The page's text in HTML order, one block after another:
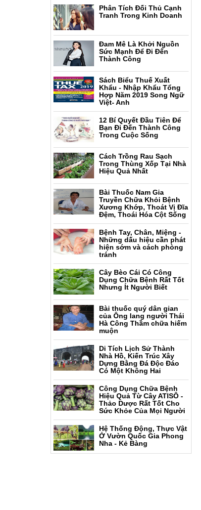
Phân Tích Đối Thủ Cạnh
Tranh Trong Kinh Doanh
Đam Mê Là Khởi Nguồn
Sức Mạnh Để Đi Đến
Thành Công
Sách Biểu Thuế Xuất
Khẩu - Nhập Khẩu Tổng
Hợp Năm 2019 Song Ngữ
Việt- Anh
12 Bí Quyết Đầu Tiên Để
Bạn Đi Đến Thành Công
Trong Cuộc Sống
Cách Trồng Rau Sạch
Trong Thùng Xốp Tại Nhà
Hiệu Quả Nhất
Bài Thuốc Nam Gia
Truyền Chữa Khỏi Bệnh
Xương Khớp, Thoát Vị Đĩa
Đệm, Thoái Hóa Cột Sống
Bệnh Tay, Chân, Miệng -
Những dấu hiệu cần phát
hiện sớm và cách phòng
tránh
Cây Bèo Cái Có Công
Dụng Chữa Bệnh Rất Tốt
Nhưng Ít Người Biết
Bài thuốc quý dân gian
của Ông lang người Thái
Hà Công Thầm chữa hiếm
muộn
Di Tích Lịch Sử Thành
Nhà Hồ, Kiến Trúc Xây
Dựng Bằng Đá Độc Đáo
Có Một Không Hai
Công Dụng Chữa Bệnh
Hiệu Quả Từ Cây ATISÔ -
Thảo Dược Rất Tốt Cho
Sức Khỏe Của Mọi Người
Hệ Thống Động, Thực Vật
Ở Vườn Quốc Gia Phong
Nha - Kẻ Bàng